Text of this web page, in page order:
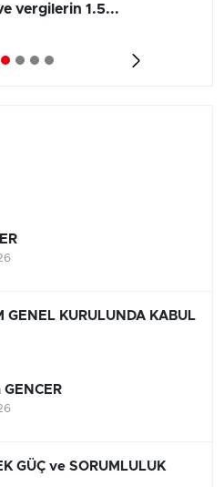
vergilerin 1.5...
GENEL KURULUNDA KABUL
GÜÇ ve SORUMLULUK